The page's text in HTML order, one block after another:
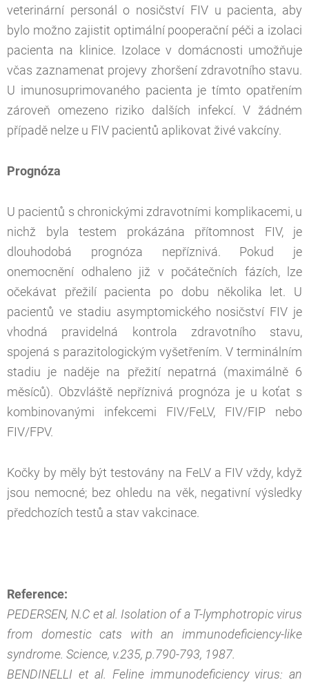
veterinární personál o nosičství FIV u pacienta, aby
bylo možno zajistit optimální pooperační péči a izolaci
pacienta na klinice. Izolace v domácnosti umožňuje
včas zaznamenat projevy zhoršení zdravotního stavu.
U imunosuprimovaného pacienta je tímto opatřením
zároveň omezeno riziko dalších infekcí. V žádném
případě nelze u FIV pacientů aplikovat živé vakcíny.
Prognóza
U pacientů s chronickými zdravotními komplikacemi, u
nichž byla testem prokázána přítomnost FIV, je
dlouhodobá prognóza nepříznivá. Pokud je
onemocnění odhaleno již v počátečních fázích, lze
očekávat přežilí pacienta po dobu několika let. U
pacientů ve stadiu asymptomického nosičství FIV je
vhodná pravidelná kontrola zdravotního stavu,
spojená s parazitologickým vyšetřením. V terminálním
stadiu je naděje na přežití nepatrná (maximálně 6
měsíců). Obzvláště nepříznivá prognóza je u koťat s
kombinovanými infekcemi FIV/FeLV, FIV/FIP nebo
FIV/FPV.
Kočky by měly být testovány na FeLV a FIV vždy, když
jsou nemocné; bez ohledu na věk, negativní výsledky
předchozích testů a stav vakcinace.
Reference:
PEDERSEN, N.C et al. Isolation of a T-lymphotropic virus
from domestic cats with an immunodeficiency-like
syndrome. Science, v.235, p.790-793, 1987.
BENDINELLI et al. Feline immunodeficiency virus: an